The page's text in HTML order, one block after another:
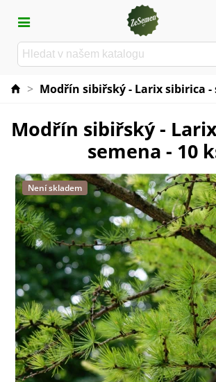
> Modřín sibiřský - Larix sibirica -
Modřín sibiřský -
semena - 10
Není skladem